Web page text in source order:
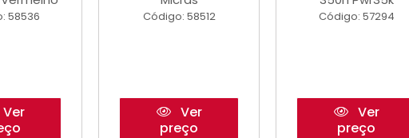
58536
Ver
Código: 58512
Ver
preço
Código: 57294
Ver
preço